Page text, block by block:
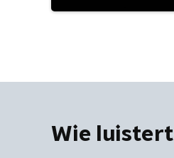
Wie luistert